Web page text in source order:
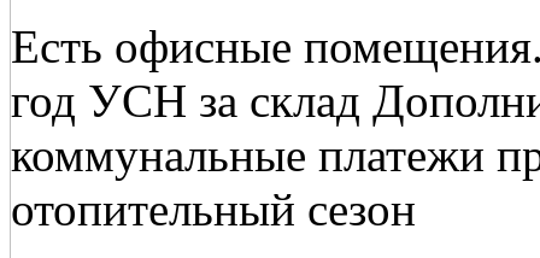
Есть офисные
год УСН за склад
коммунальные платежи
отопительный сезон